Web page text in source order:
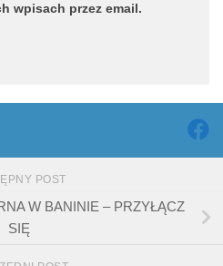
wpisach przez email.
POST
W BANINIE – PRZYŁĄCZ
SIĘ